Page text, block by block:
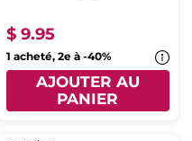
$ 9.95
1 acheté, 2e à -40%
AJOUTER AU
PANIER